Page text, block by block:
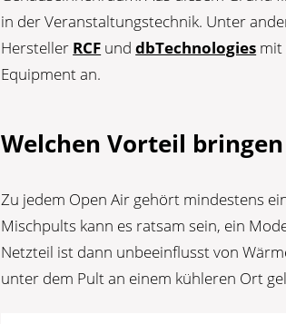
in der Veranstaltungstechnik. Unter
Hersteller RCF unddbTechnologies mit
Equipment an.
Welchen Vorteil
Zu jedem Open Air gehört mindestens
Mischpults kann es ratsam sein, ein
Netzteil ist dann unbeeinflusst von
unter dem Pult an einem kühleren Ort